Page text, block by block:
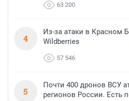
63 200
4
Из-за атаки в Красном
Wildberries
57 546
5
Почти 400 дронов ВСУ
регионов России. Есть